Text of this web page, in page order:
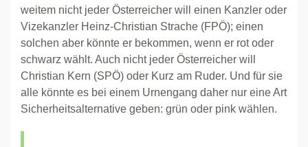
weitem nicht jeder Österreicher will einen Kanzler oder
Vizekanzler Heinz-Christian Strache (FPÖ); einen
solchen aber könnte er bekommen, wenn er rot oder
schwarz wählt. Auch nicht jeder Österreicher will
Christian Kern (SPÖ) oder Kurz am Ruder. Und für sie
alle könnte es bei einem Urnengang daher nur eine Art
Sicherheitsalternative geben: grün oder pink wählen.